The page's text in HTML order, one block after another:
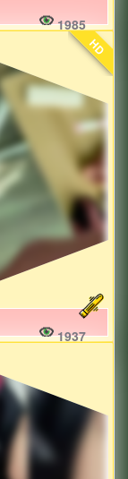
1985
HD
1937